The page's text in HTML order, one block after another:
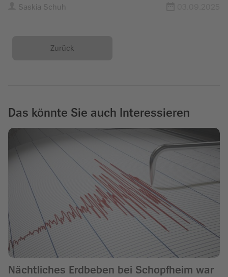
Saskia Schuh
Zurück
Das könnte Sie auch Interessieren
Nächtliches Erdbeben bei Schopfheim war